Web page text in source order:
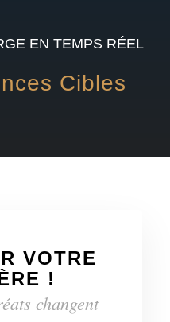
EN TEMPS RÉEL
Cibles
VOTRE
!
changent